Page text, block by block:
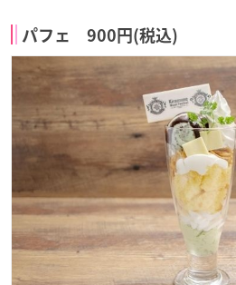
パフェ 900円(税込)